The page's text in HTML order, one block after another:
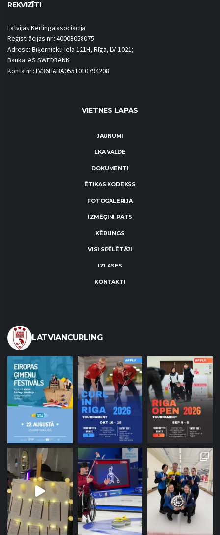
REKVIZĪTI
Latvijas Kērlinga asociācija
Reģistrācijas nr.: 40008058075
Adrese: Biķernieku iela 121H, Rīga, LV-1021;
Banka: AS SWEDBANK
Konta nr.: LV36HABA0551010794208
VIETNES LAPAS
JAUNUMI
LKA VALDE
DOKUMENTI
ĒTIKAS KODEKSS
FOTOGALERIJA
IZMĒĢINI PATS
KĒRLINGS
VISI SPĒLĒTĀJI
IZLASES
KONTAKTI
LATVIANCURLING